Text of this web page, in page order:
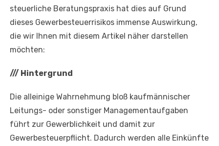
steuerliche Beratungspraxis hat dies auf Grund
dieses Gewerbesteuerrisikos immense Auswirkung,
die wir Ihnen mit diesem Artikel näher darstellen
möchten:
/// Hintergrund
Die alleinige Wahrnehmung bloß kaufmännischer
Leitungs- oder sonstiger Managementaufgaben
führt zur Gewerblichkeit und damit zur
Gewerbesteuerpflicht. Dadurch werden alle Einkünfte